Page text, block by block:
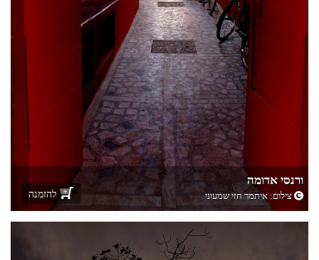
ורנסי אדומה
צילום: איתמר חזי שמעוני להזמנה